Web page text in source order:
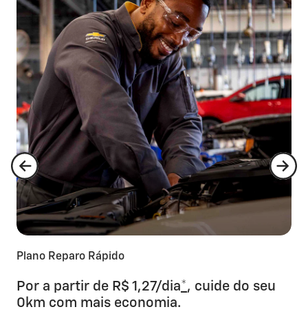
Plano Reparo Rápido
Por a partir de R$ 1,27/dia*, cuide do seu
0km com mais economia.